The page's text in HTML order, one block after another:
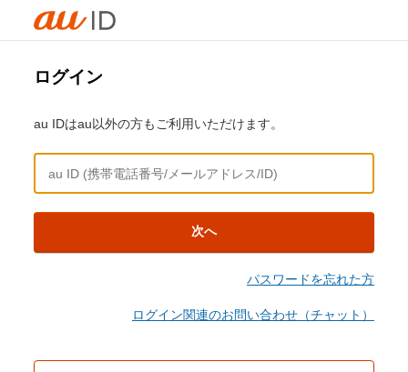
ログイン
au IDはau以外の方もご利用いただけます。
次へ
パスワードを忘れた方
ログイン関連のお問い合わせ（チャット）